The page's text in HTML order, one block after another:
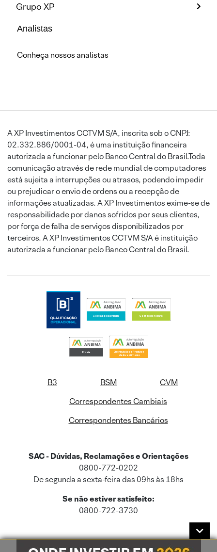
Grupo XP
Analistas
Conheça nossos analistas
A XP Investimentos CCTVM S/A, inscrita sob o CNPJ:
02.332.886/0001-04, é uma instituição financeira
autorizada a funcionar pelo Banco Central do Brasil.Toda
comunicação através de rede mundial de computadores
está sujeita a interrupções ou atrasos, podendo impedir
ou prejudicar o envio de ordens ou a recepção de
informações atualizadas. A XP Investimentos exime-se de
responsabilidade por danos sofridos por seus clientes,
por força de falha de serviços disponibilizados por
terceiros. A XP Investimentos CCTVM S/A é instituição
autorizada a funcionar pelo Banco Central do Brasil.
B3 BSM
CVM
Correspondentes Cambiais
Correspondentes Bancários
SAC - Dúvidas, Reclamações e Orientações
0800-772-0202
De segunda a sexta-feira das 09hs às 18hs
Se não estiver satisfeito:
0800-722-3730
Este site usa cookies e dados pessoais de acordo com a nossaPolítica de